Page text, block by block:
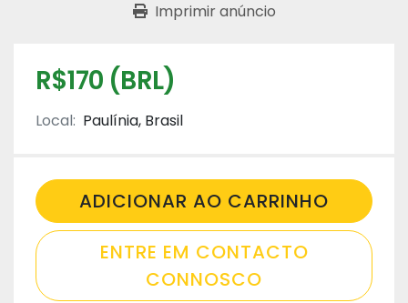
Imprimir anúncio
R$170 (BRL)
Local: Paulínia, Brasil
ADICIONAR AO CARRINHO
ENTRE EM CONTACTO
CONNOSCO